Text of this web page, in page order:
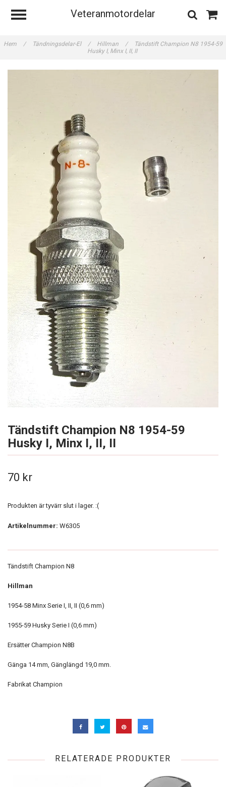
Veteranmotordelar
Hem / Tändningsdelar-El / Hillman /
Tändstift Champion N8 1954-59
Husky I, Minx I, II, II
Tändstift Champion N8 1954-59
Husky I, Minx I, II, II
70 kr
Produkten är tyvärr slut i lager. :(
Artikelnummer: W6305
Tändstift Champion N8
Hillman
1954-58 Minx Serie I, II, II (0,6 mm)
1955-59 Husky Serie I (0,6 mm)
Ersätter Champion N8B
Gänga 14 mm, Gänglängd 19,0 mm.
Fabrikat Champion
RELATERADE PRODUKTER